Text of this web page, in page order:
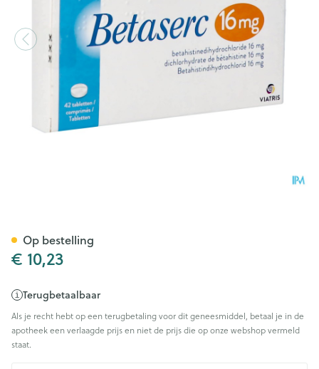
€ 10,23
Terugbetaalbaar
Als je recht hebt op een terugbetaling voor dit geneesmiddel, betaal je in de
apotheek een verlaagde prijs en niet de prijs die op onze webshop vermeld
staat.
Op bestelling